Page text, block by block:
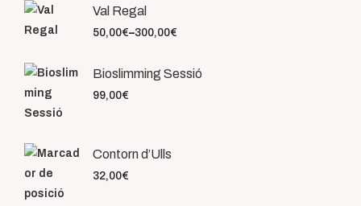
Val Regal
50,00€–300,00€
Bioslimming Sessió
99,00€
Contorn d’Ulls
32,00€